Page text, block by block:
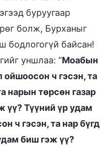
буруугаар
болж, Бурханыг
бодлогогүй байсан!
уншлаа: “Моабын
ойшоосон ч гэсэн, та
нарын төрсөн газар
үү? Түүний үр удам
ч гэсэн, та нар бүгд
биш гэж үү?